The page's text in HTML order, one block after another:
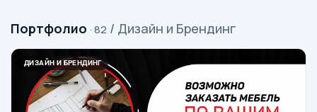
Портфолио · 82 / Дизайн и Брендинг
ДИЗАЙН И БРЕНДИНГ